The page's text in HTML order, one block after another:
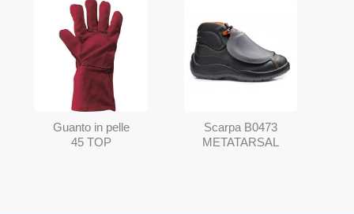
Guanto in pelle
45 TOP
Scarpa B0473
METATARSAL